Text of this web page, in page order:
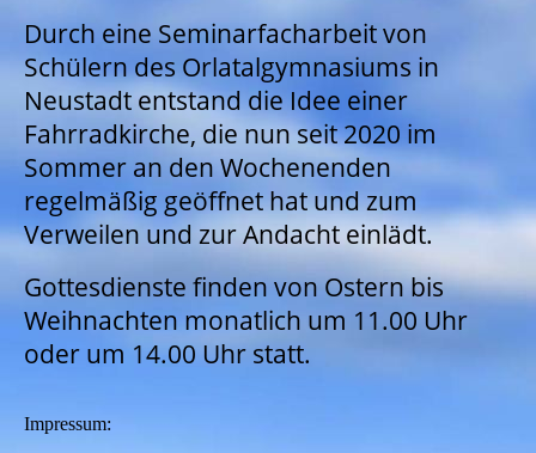
Durch eine Seminarfacharbeit von
Schülern des Orlatalgymnasiums in
Neustadt entstand die Idee einer
Fahrradkirche, die nun seit 2020 im
Sommer an den Wochenenden
regelmäßig geöffnet hat und zum
Verweilen und zur Andacht einlädt.
Gottesdienste finden von Ostern bis
Weihnachten monatlich um 11.00 Uhr
oder um 14.00 Uhr statt.
Impressum: